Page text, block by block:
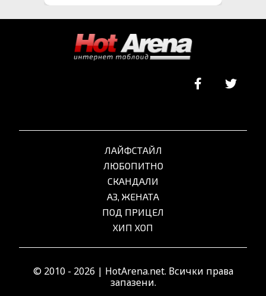
ЛАЙФСТАЙЛ
ЛЮБОПИТНО
СКАНДАЛИ
АЗ, ЖЕНАТА
ПОД ПРИЦЕЛ
ХИП ХОП
© 2010 - 2026 | HotArena.net. Всички права
запазени.